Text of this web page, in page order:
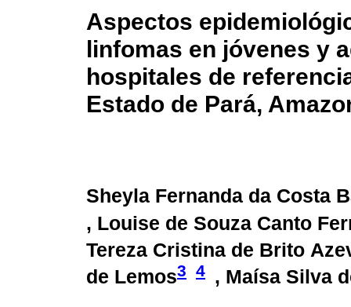
Aspectos
linfomas en jóvenes y
hospitales de
Estado de Pará,
Sheyla Fernanda da Costa
, Louise de Souza Canto
Tereza Cristina de Brito
de Lemos3 4 , Maísa Silva